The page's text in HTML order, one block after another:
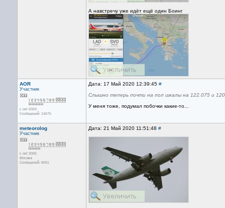
А навстречу уже идёт ещё один Боинг
AOR
Участник
с окт 2003
Сообщений: 14675
Дата: 17 Май 2020 12:39:45 #
Слышно теперь почти на пол шкалы на 122.075 и
У меня тоже, подумал побочки какие-то...
meteorolog
Участник
с окт 2005
Москва
Сообщений: 6001
Дата: 21 Май 2020 11:51:48 #